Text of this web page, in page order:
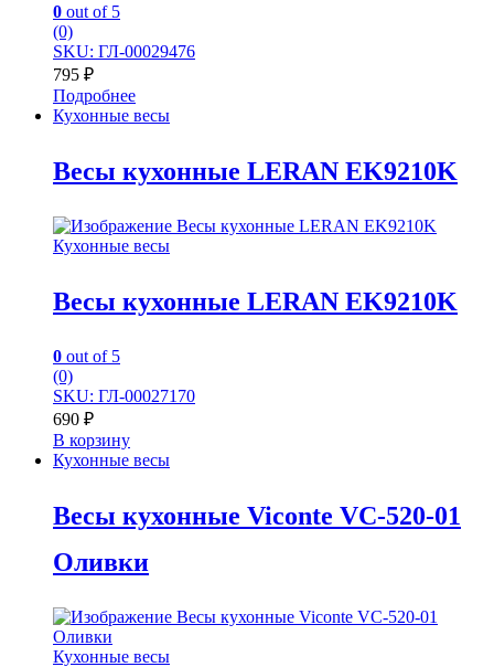
0 out of 5
(0)
SKU: ГЛ-00029476
795 ₽
Подробнее
Кухонные весы
Весы кухонные LERAN EK9210K
Кухонные весы
Весы кухонные LERAN EK9210K
0 out of 5
(0)
SKU: ГЛ-00027170
690 ₽
В корзину
Кухонные весы
Весы кухонные Viconte VC-520-01
Оливки
Кухонные весы